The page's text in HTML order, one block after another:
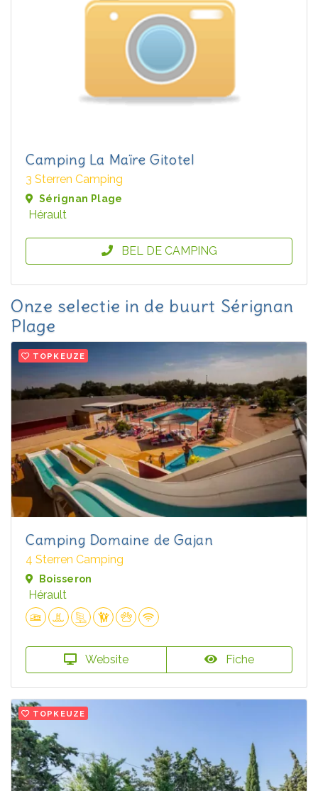
Camping La Maïre Gitotel
3 Sterren Camping
Sérignan Plage
Hérault
BEL DE CAMPING
Onze selectie in de buurt Sérignan
Plage
TOPKEUZE
Camping Domaine de Gajan
4 Sterren Camping
Boisseron
Hérault
Website Fiche
TOPKEUZE